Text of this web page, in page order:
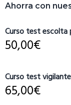
lateral
primaria
Ahorra con
Curso test escolta
50,00€
Curso test
65,00€